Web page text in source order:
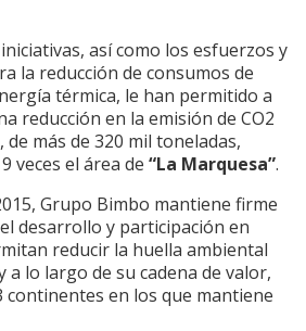
así como los esfuerzos y
la reducción de consumos de
térmica, le han permitido a
reducción en la emisión de CO2
más de 320 mil toneladas,
veces el área de “La Marquesa”.
Grupo Bimbo mantiene firme
desarrollo y participación en
reducir la huella ambiental
a lo largo de su cadena de valor,
continentes en los que mantiene